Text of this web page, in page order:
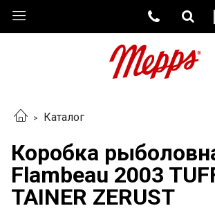
Каталог
Коробка
Flambeau 2003
TAINER ZERUST